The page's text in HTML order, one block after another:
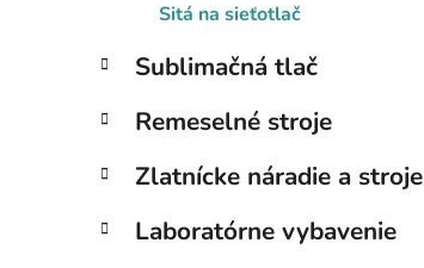
Sitá na sieťotlač
Sublimačná tlač
Remeselné stroje
Zlatnícke náradie a stroje
Laboratórne vybavenie